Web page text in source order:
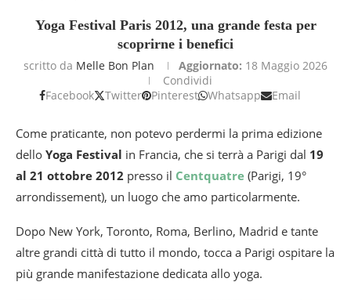
Yoga Festival Paris 2012, una grande festa per
scoprirne i benefici
scritto da Melle Bon Plan Aggiornato: 18 Maggio 2026
Condividi
Facebook
Twitter Pinterest Whatsapp Email
Come praticante, non potevo perdermi la prima edizione
dello Yoga Festival in Francia, che si terrà a Parigi dal 19
al 21 ottobre 2012 presso il Centquatre (Parigi, 19°
arrondissement), un luogo che amo particolarmente.
Dopo New York, Toronto, Roma, Berlino, Madrid e tante
altre grandi città di tutto il mondo, tocca a Parigi ospitare la
più grande manifestazione dedicata allo yoga.